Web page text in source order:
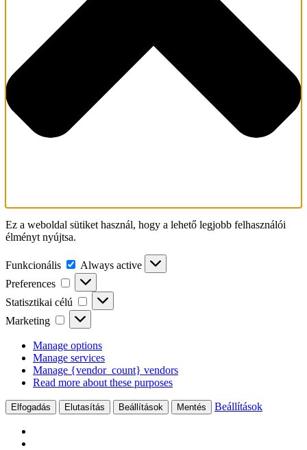
Ez a weboldal sütiket használ, hogy a lehető legjobb felhasználói
élményt nyújtsa.
Funkcionális Funkcionális
Always active
Preferences
Preferences
Statisztikai célú
Statisztikai
célú
Marketing
Marketing
Manage options
Manage services
Manage {vendor_count} vendors
Read more about these purposes
Elfogadás Elutasítás Beállítások Mentés Beállítások